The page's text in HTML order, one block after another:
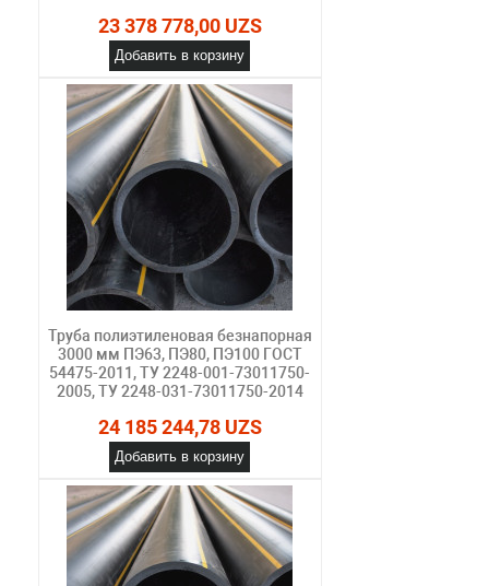
23 378 778,00 UZS
Добавить в корзину
Труба полиэтиленовая безнапорная
3000 мм ПЭ63, ПЭ80, ПЭ100 ГОСТ
54475-2011, ТУ 2248-001-73011750-
2005, ТУ 2248-031-73011750-2014
24 185 244,78 UZS
Добавить в корзину